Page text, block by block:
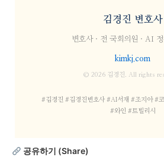
김경진 변호사
변호사 · 전 국회의원 · AI
kimkj.com
© 2026 김경진. All rights
#김경진 #김경진변호사 #AI서재 #조지아 #
#와인 #트빌리시
공유하기 (Share)